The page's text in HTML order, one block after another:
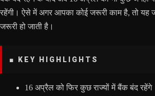
रहेंगी। ऐसे में अगर आपका कोई जरूरी काम है, तो यह
जरूरी हो जाती है।
■ KEY HIGHLIGHTS
16 अप्रैल को फिर कुछ राज्यों में बैंक बंद रहेंगे